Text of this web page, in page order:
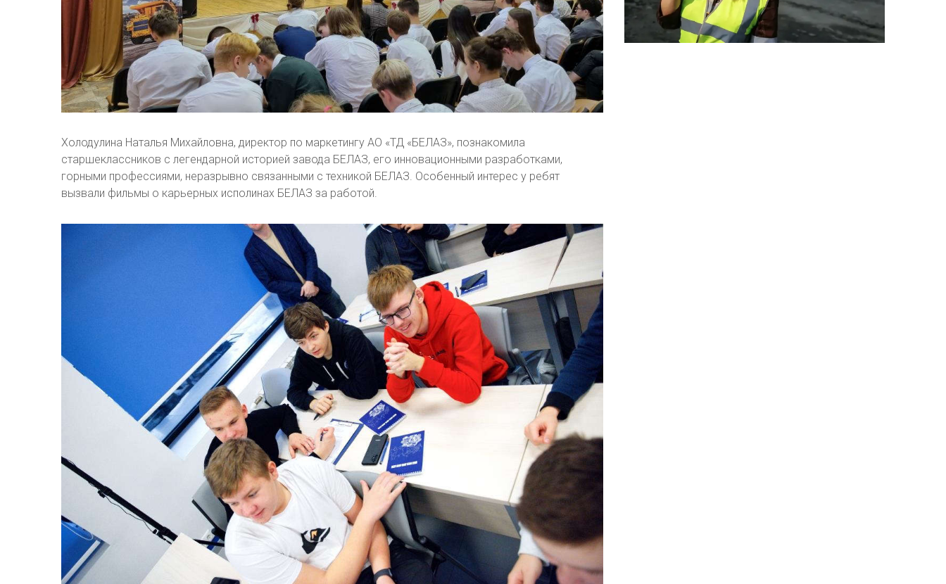
Холодулина Наталья Михайловна, директор по маркетингу АО «ТД «БЕЛАЗ», познакомила
старшеклассников с легендарной историей завода БЕЛАЗ, его инновационными разработками,
горными профессиями, неразрывно связанными с техникой БЕЛАЗ. Особенный интерес у ребят
вызвали фильмы о карьерных исполинах БЕЛАЗ за работой.